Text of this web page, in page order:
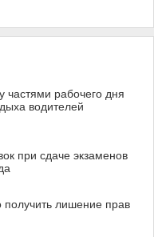
рабочего дня
водителей
при сдаче экзаменов
лишение прав